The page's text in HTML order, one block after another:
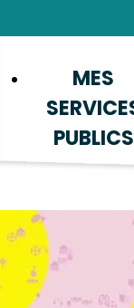
MES
PUBLICS